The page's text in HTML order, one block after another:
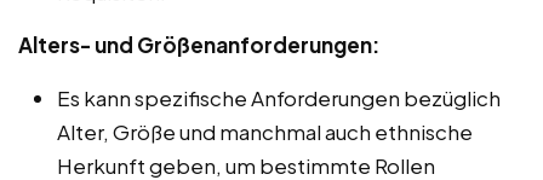
Alters- und Größenanforderungen:
Es kann spezifische Anforderungen bezüglich
Alter, Größe und manchmal auch ethnische
Herkunft geben, um bestimmte Rollen